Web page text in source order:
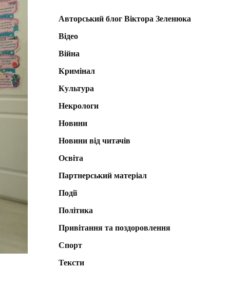
Авторський блог Віктора Зеленюка
Відео
Війна
Кримінал
Культура
Некрологи
Новини
Новини від читачів
Освіта
Партнерський матеріал
Події
Політика
Привітання та поздоровлення
Спорт
Тексти